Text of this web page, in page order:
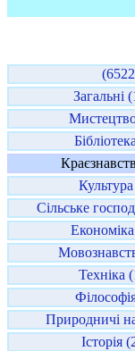
Загальні
Сільське
Техніка
Природничі
Історія